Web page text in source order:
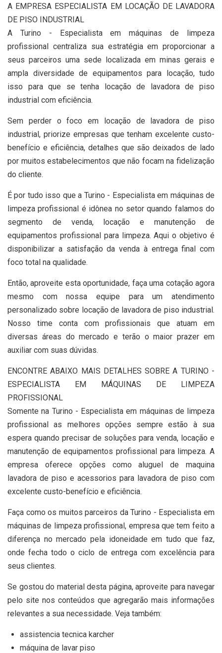
A EMPRESA ESPECIALISTA EM LOCAÇÃO DE LAVADORA
DE PISO INDUSTRIAL
A Turino - Especialista em máquinas de limpeza
profissional centraliza sua estratégia em proporcionar a
seus parceiros uma sede localizada em minas gerais e
ampla diversidade de equipamentos para locação, tudo
isso para que se tenha locação de lavadora de piso
industrial com eficiência.
Sem perder o foco em locação de lavadora de piso
industrial, priorize empresas que tenham excelente custo-
benefício e eficiência, detalhes que são deixados de lado
por muitos estabelecimentos que não focam na fidelização
do cliente.
É por tudo isso que a Turino - Especialista em máquinas de
limpeza profissional é idônea no setor quando falamos do
segmento de venda, locação e manutenção de
equipamentos profissional para limpeza. Aqui o objetivo é
disponibilizar a satisfação da venda à entrega final com
foco total na qualidade.
Então, aproveite esta oportunidade, faça uma cotação agora
mesmo com nossa equipe para um atendimento
personalizado sobre locação de lavadora de piso industrial.
Nosso time conta com profissionais que atuam em
diversas áreas do mercado e terão o maior prazer em
auxiliar com suas dúvidas.
ENCONTRE ABAIXO MAIS DETALHES SOBRE A TURINO -
ESPECIALISTA EM MÁQUINAS DE LIMPEZA
PROFISSIONAL
Somente na Turino - Especialista em máquinas de limpeza
profissional as melhores opções sempre estão à sua
espera quando precisar de soluções para venda, locação e
manutenção de equipamentos profissional para limpeza. A
empresa oferece opções como aluguel de maquina
lavadora de piso e acessorios para lavadora de piso com
excelente custo-benefício e eficiência.
Faça como os muitos parceiros da Turino - Especialista em
máquinas de limpeza profissional, empresa que tem feito a
diferença no mercado pela idoneidade em tudo que faz,
onde fecha todo o ciclo de entrega com excelência para
seus clientes.
Se gostou do material desta página, aproveite para navegar
pelo site nos conteúdos que agregarão mais informações
relevantes a sua necessidade. Veja também:
assistencia tecnica karcher
máquina de lavar piso